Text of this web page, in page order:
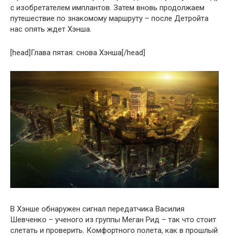
с изобретателем имплантов. Затем вновь продолжаем
путешествие по знакомому маршруту – после Детройта
нас опять ждет Хэнша.
[head]Глава пятая: снова Хэнша[/head]
В Хэнше обнаружен сигнал передатчика Василия
Шевченко – ученого из группы Меган Рид – так что стоит
слетать и проверить. Комфортного полета, как в прошлый